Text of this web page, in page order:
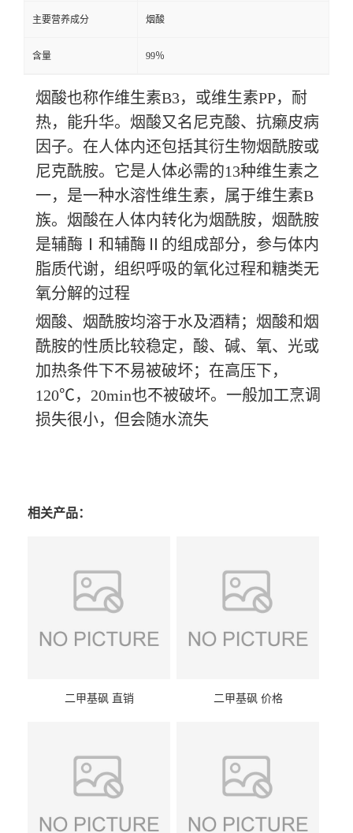
主要营养成分 烟酸
含量 99％
烟酸也称作维生素B3，或维生素PP，耐
热，能升华。烟酸又名尼克酸、抗癞皮病
因子。在人体内还包括其衍生物烟酰胺或
尼克酰胺。它是人体必需的13种维生素之
一，是一种水溶性维生素，属于维生素B
族。烟酸在人体内转化为烟酰胺，烟酰胺
是辅酶Ⅰ和辅酶Ⅱ的组成部分，参与体内
脂质代谢，组织呼吸的氧化过程和糖类无
氧分解的过程
烟酸、烟酰胺均溶于水及酒精；烟酸和烟
酰胺的性质比较稳定，酸、碱、氧、光或
加热条件下不易被破坏；在高压下，
120℃，20min也不被破坏。一般加工烹调
损失很小，但会随水流失
相关产品：
二甲基砜 直销 二甲基砜 价格